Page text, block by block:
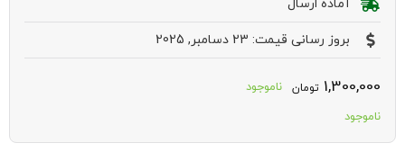
آماده ارسال
بروز رسانی قیمت: 23 دسامبر, 2025
1,300,000 تومان
ناموجود
ناموجود